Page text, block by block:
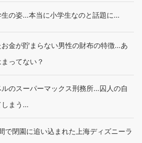
生の姿…本当に小学生なのと話題に…
金が貯まらない男性の財布の特徴…あ
ってない？
のスーパーマックス刑務所…囚人の自
しまう…
で閉園に追い込まれた上海ディズニーラ